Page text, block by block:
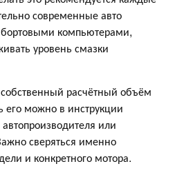
современные авто
компьютерами,
уровень смазки
расчётный объём
его можно в инструкции
или
сверяться именно
и конкретного мотора.